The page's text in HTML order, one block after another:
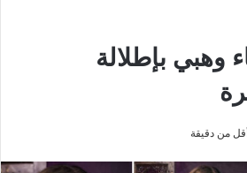
وهبي بإطلالة
من دقيقة